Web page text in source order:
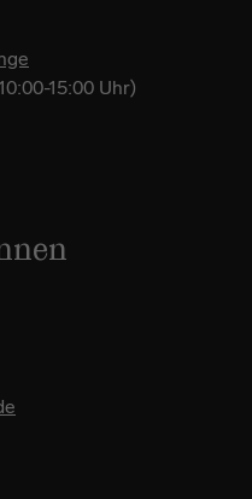
15:00 Uhr)